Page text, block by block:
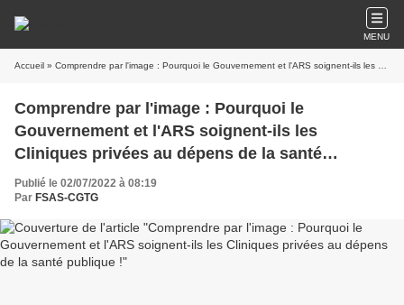
MENU
Accueil » Comprendre par l'image : Pourquoi le Gouvernement et l'ARS soignent-ils les Cliniques privées au dépens de la santé publique !
Comprendre par l'image : Pourquoi le
Gouvernement et l'ARS soignent-ils les
Cliniques privées au dépens de la santé
publique !
Publié le 02/07/2022 à 08:19
Par FSAS-CGTG